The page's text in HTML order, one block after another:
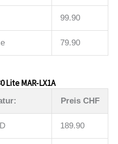
99.90
79.90
Lite MAR-LX1A
Preis CHF
189.90